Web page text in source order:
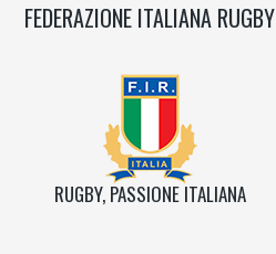
FEDERAZIONE ITALIANA RUGBY
RUGBY, PASSIONE ITALIANA